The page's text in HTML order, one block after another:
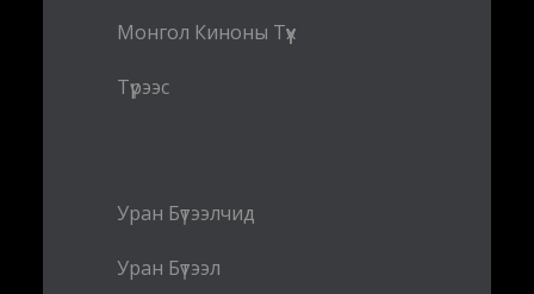
Монгол Киноны Түүх
Түрээс
Уран Бүтээлчид
Уран Бүтээл